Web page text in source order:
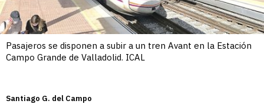
Pasajeros se disponen a subir a un tren Avant en la Estación
Campo Grande de Valladolid. ICAL
Santiago G. del Campo